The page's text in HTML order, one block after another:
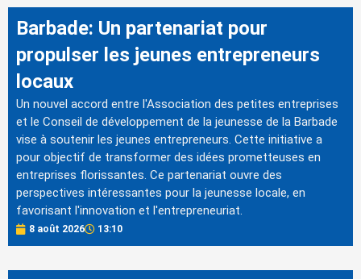
Barbade: Un partenariat pour
propulser les jeunes entrepreneurs
locaux
Un nouvel accord entre l'Association des petites entreprises
et le Conseil de développement de la jeunesse de la Barbade
vise à soutenir les jeunes entrepreneurs. Cette initiative a
pour objectif de transformer des idées prometteuses en
entreprises florissantes. Ce partenariat ouvre des
perspectives intéressantes pour la jeunesse locale, en
favorisant l'innovation et l'entrepreneuriat.
8 août 2026 13:10